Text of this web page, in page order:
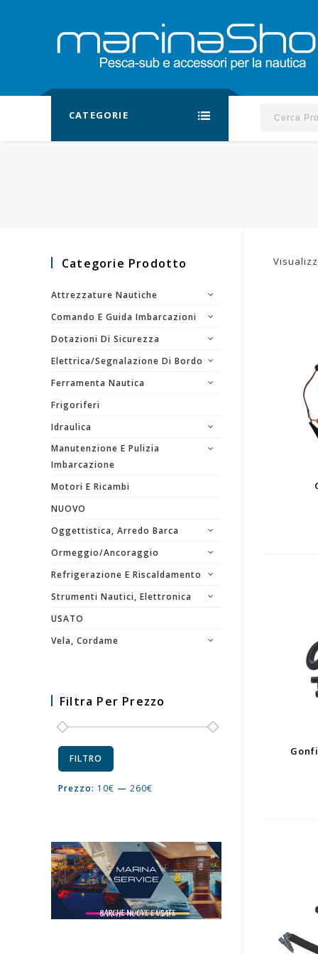
CATEGORIE
Categorie Prodotto
Attrezzature Nautiche
Comando E Guida Imbarcazioni
Dotazioni Di Sicurezza
Elettrica/segnalazione Di Bordo
Ferramenta Nautica
Frigoriferi
Idraulica
Manutenzione E Pulizia
Imbarcazione
Motori E Ricambi
NUOVO
Oggettistica, Arredo Barca
Ormeggio/Ancoraggio
Refrigerazione E Riscaldamento
Strumenti Nautici, Elettronica
USATO
Vela, Cordame
Filtra Per Prezzo
FILTRO
Prezzo: 10€ — 260€